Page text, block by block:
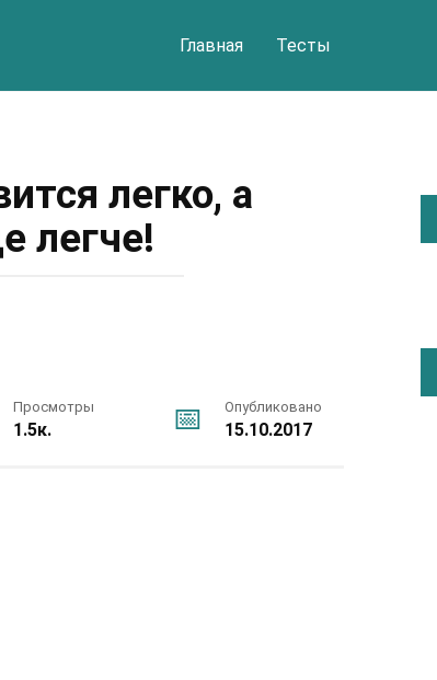
Главная Тесты
легко, а
легче!
Просмотры
1.5к.
Опубликовано
15.10.2017